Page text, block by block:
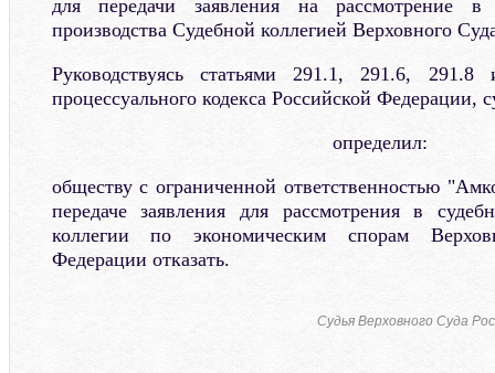
для передачи заявления на рассмотрение в
производства Судебной коллегией Верховного
Руководствуясь статьями 291.1, 291.6,
процессуального кодекса Российской Федерации,
определил:
обществу с ограниченной ответственностью
передаче заявления для рассмотрения в
коллегии по экономическим спорам
Федерации отказать.
Судья Верховного Суда